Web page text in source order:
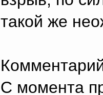
такой же
С момента